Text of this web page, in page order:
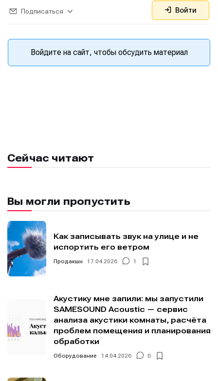
Подписаться Войти
Войдите на сайт, чтобы обсудить материал
Сейчас читают
Вы могли пропустить
Как записывать звук на улице и не
испортить его ветром
Продакшн 17.04.2026 1
Акустику мне запили: мы запустили
SAMESOUND Acoustic — сервис
анализа акустики комнаты, расчёта
проблем помещения и планирования
обработки
Оборудование 14.04.2026 0